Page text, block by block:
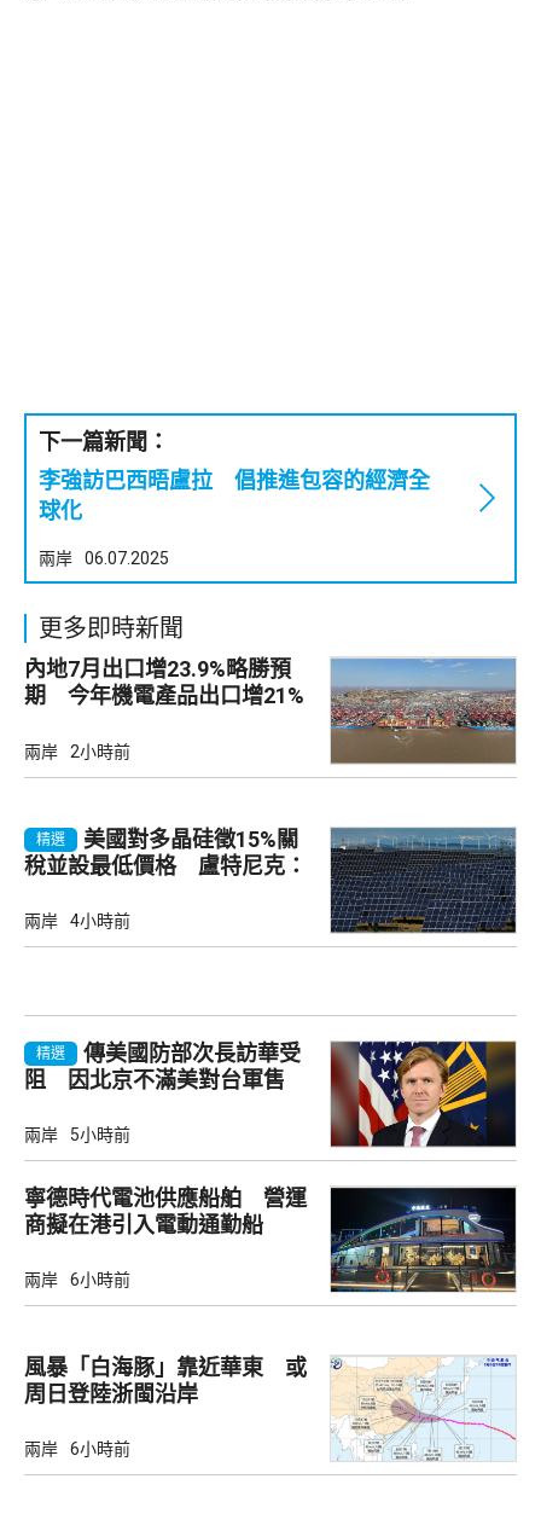
下一篇新聞：
李強訪巴西晤盧拉 倡推進包容的經濟全
球化
兩岸 06.07.2025
更多即時新聞
內地7月出口增23.9%略勝預
期 今年機電產品出口增21%
兩岸 2小時前
精選
美國對多晶硅徵15%關
稅並設最低價格 盧特尼克：
兩岸 4小時前
精選
傳美國防部次長訪華受
阻 因北京不滿美對台軍售
兩岸 5小時前
寧德時代電池供應船舶 營運
商擬在港引入電動通勤船
兩岸 6小時前
風暴「白海豚」靠近華東 或
周日登陸浙閩沿岸
兩岸 6小時前